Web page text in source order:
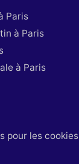
Paris
à Paris
à Paris
pour les cookies